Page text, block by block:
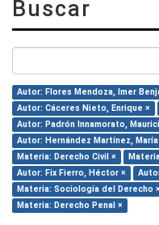
Buscar
Autor: Flores Mendoza, Imer
Autor: Cáceres Nieto, Enrique ×
Autor: Padrón Innamorato,
Autor: Hernández Martínez,
Materia: Derecho Civil ×
Autor: Fix Fierro, Héctor ×
Materia: Sociología del Derecho ×
Materia: Derecho Penal ×